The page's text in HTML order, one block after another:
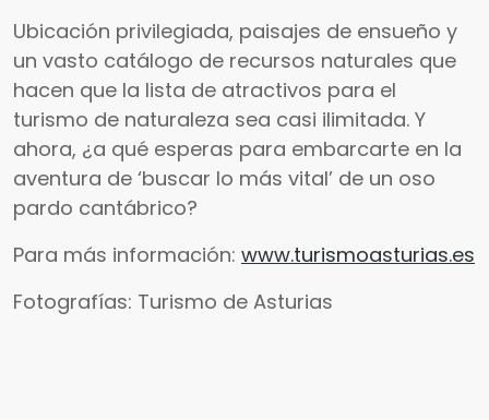
Ubicación privilegiada, paisajes de ensueño y
un vasto catálogo de recursos naturales que
hacen que la lista de atractivos para el
turismo de naturaleza sea casi ilimitada. Y
ahora, ¿a qué esperas para embarcarte en la
aventura de ‘buscar lo más vital’ de un oso
pardo cantábrico?
Para más información: www.turismoasturias.es
Fotografías: Turismo de Asturias